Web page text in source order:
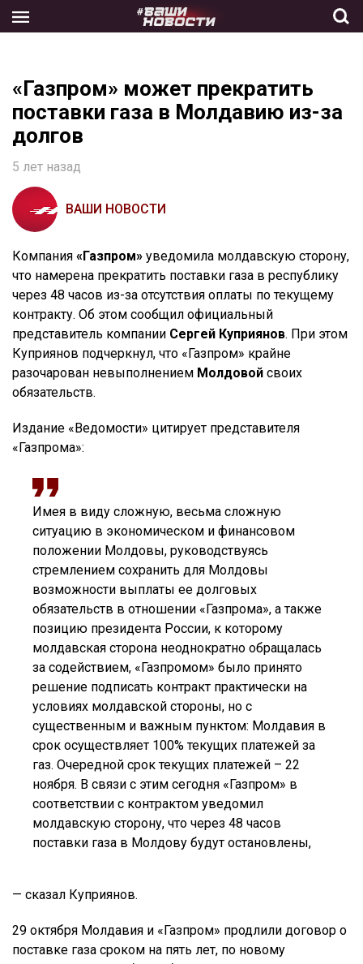
the
«Газпром» может прекратить
поставки газа в Молдавию из-за
долгов
5 лет назад
ВАШИ НОВОСТИ
Компания «Газпром» уведомила молдавскую сторону,
что намерена прекратить поставки газа в республику
через 48 часов из-за отсутствия оплаты по текущему
контракту. Об этом сообщил официальный
представитель компании Сергей Куприянов. При этом
Куприянов подчеркнул, что «Газпром» крайне
разочарован невыполнением Молдовой своих
обязательств.
Издание «Ведомости» цитирует представителя
«Газпрома»:
Имея в виду сложную, весьма сложную
ситуацию в экономическом и финансовом
положении Молдовы, руководствуясь
стремлением сохранить для Молдовы
возможности выплаты ее долговых
обязательств в отношении «Газпрома», а также
позицию президента России, к которому
молдавская сторона неоднократно обращалась
за содействием, «Газпромом» было принято
решение подписать контракт практически на
условиях молдавской стороны, но с
существенным и важным пунктом: Молдавия в
срок осуществляет 100% текущих платежей за
газ. Очередной срок текущих платежей – 22
ноября. В связи с этим сегодня «Газпром» в
соответствии с контрактом уведомил
молдавскую сторону, что через 48 часов
поставки газа в Молдову будут остановлены,
— сказал Куприянов.
29 октября Молдавия и «Газпром» продлили договор о
поставке газа сроком на пять лет, по новому